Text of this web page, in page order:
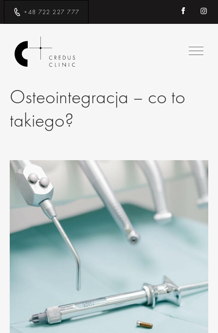
+48 722 227 777
Osteointegracja – co to
takiego?